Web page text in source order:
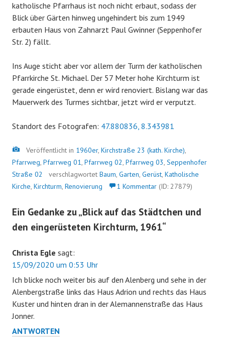
katholische Pfarrhaus ist noch nicht erbaut, sodass der
Blick über Gärten hinweg ungehindert bis zum 1949
erbauten Haus von Zahnarzt Paul Gwinner (Seppenhofer
Str. 2) fällt.
Ins Auge sticht aber vor allem der Turm der katholischen
Pfarrkirche St. Michael. Der 57 Meter hohe Kirchturm ist
gerade eingerüstet, denn er wird renoviert. Bislang war das
Mauerwerk des Turmes sichtbar, jetzt wird er verputzt.
Standort des Fotografen: 47.880836, 8.343981
Bild
Veröffentlicht in 1960er, Kirchstraße 23 (kath. Kirche),
Pfarrweg, Pfarrweg 01, Pfarrweg 02, Pfarrweg 03, Seppenhofer
Straße 02
verschlagwortet Baum, Garten, Gerüst, Katholische
Kirche, Kirchturm, Renovierung 1 Kommentar (ID: 27879)
Ein Gedanke zu „Blick auf das Städtchen und
den eingerüsteten Kirchturm, 1961“
Christa Egle sagt:
15/09/2020 um 0:53 Uhr
Ich blicke noch weiter bis auf den Alenberg und sehe in der
Alenbergstraße links das Haus Adrion und rechts das Haus
Kuster und hinten dran in der Alemannenstraße das Haus
Jonner.
ANTWORTEN